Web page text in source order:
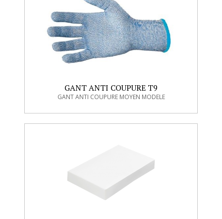
GANT ANTI COUPURE T9
GANT ANTI COUPURE MOYEN MODELE